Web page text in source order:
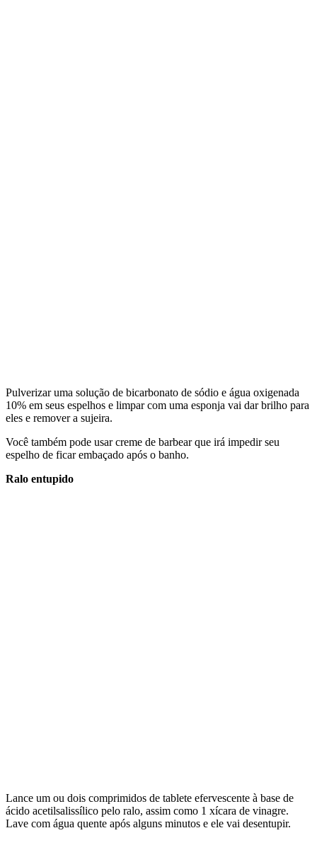
Pulverizar uma solução de bicarbonato de sódio e água oxigenada
10% em seus espelhos e limpar com uma esponja vai dar brilho para
eles e remover a sujeira.
Você também pode usar creme de barbear que irá impedir seu
espelho de ficar embaçado após o banho.
Ralo entupido
Lance um ou dois comprimidos de tablete efervescente à base de
ácido acetilsalissílico pelo ralo, assim como 1 xícara de vinagre.
Lave com água quente após alguns minutos e ele vai desentupir.